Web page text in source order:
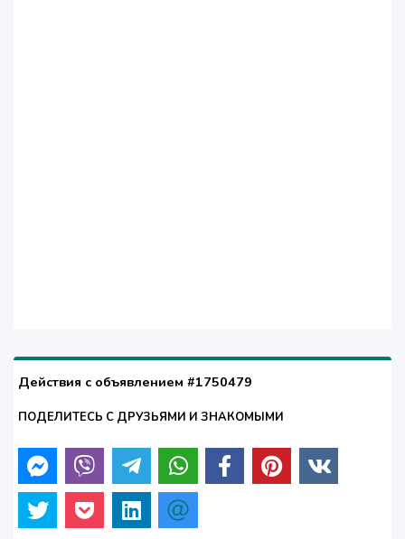
Действия с объявлением #1750479
ПОДЕЛИТЕСЬ С ДРУЗЬЯМИ И ЗНАКОМЫМИ